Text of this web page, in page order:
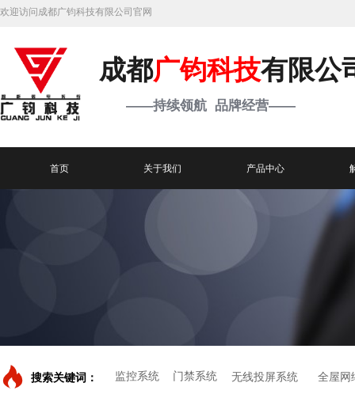
欢迎访问成都广钧科技有限公司官网
成都广钧科技有限公
——持续领航 品牌经营——
首页 关于我们 产品中心
监控系统 门禁系统 无线投屏系统 全屋网
搜索关键词：